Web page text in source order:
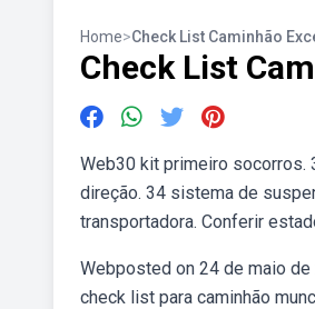
Home>Check List Caminhão
Check List
Web30 kit primeiro socorros.
direção. 34 sistema de
transportadora. Conferir
Webposted on 24 de maio
check list para caminhão